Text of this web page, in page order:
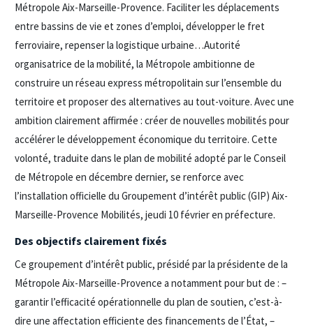
Métropole Aix-Marseille-Provence. Faciliter les déplacements
entre bassins de vie et zones d’emploi, développer le fret
ferroviaire, repenser la logistique urbaine…Autorité
organisatrice de la mobilité, la Métropole ambitionne de
construire un réseau express métropolitain sur l’ensemble du
territoire et proposer des alternatives au tout-voiture. Avec une
ambition clairement affirmée : créer de nouvelles mobilités pour
accélérer le développement économique du territoire. Cette
volonté, traduite dans le plan de mobilité adopté par le Conseil
de Métropole en décembre dernier, se renforce avec
l’installation officielle du Groupement d’intérêt public (GIP) Aix-
Marseille-Provence Mobilités, jeudi 10 février en préfecture.
Des objectifs clairement fixés
Ce groupement d’intérêt public, présidé par la présidente de la
Métropole Aix-Marseille-Provence a notamment pour but de : –
garantir l’efficacité opérationnelle du plan de soutien, c’est-à-
dire une affectation efficiente des financements de l’État, –